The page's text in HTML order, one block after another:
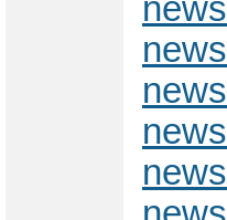
news
news
news
news
news